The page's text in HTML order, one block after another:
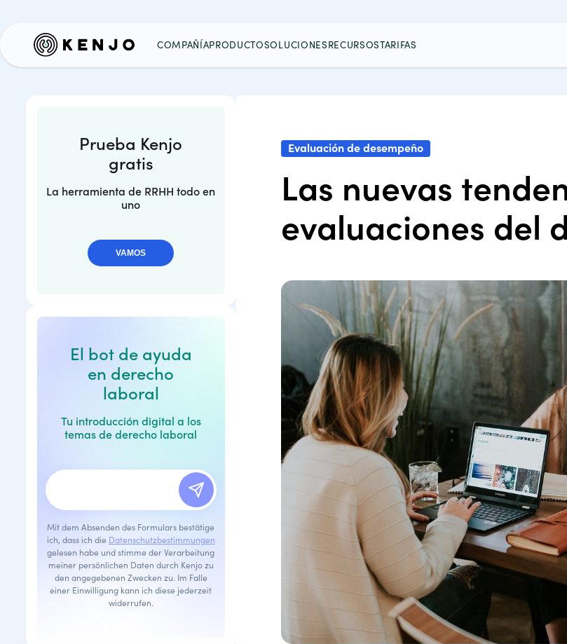
COMPAÑÍAPRODUCTOSOLUCIONESRECURSOSTARIFAS
Prueba Kenjo
gratis
La herramienta de RRHH todo en
uno
VAMOS
El bot de ayuda
en derecho
laboral
Tu introducción digital a los
temas de derecho laboral
Mit dem Absenden des Formulars bestätige
ich, dass ich die Datenschutzbestimmungen
gelesen habe und stimme der Verarbeitung
meiner persönlichen Daten durch Kenjo zu
den angegebenen Zwecken zu. Im Falle
einer Einwilligung kann ich diese jederzeit
widerrufen.
Evaluación de desempeño
Las nuevas
evaluaciones del